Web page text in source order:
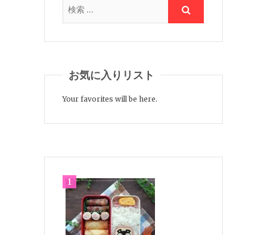
お気に入りリスト
Your favorites will be here.